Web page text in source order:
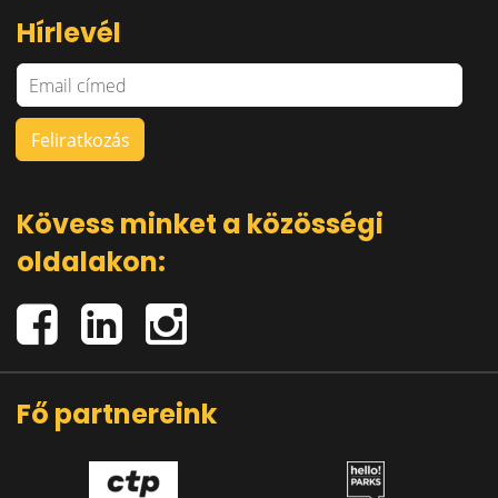
Hírlevél
Kövess minket a közösségi
oldalakon:
Fő partnereink